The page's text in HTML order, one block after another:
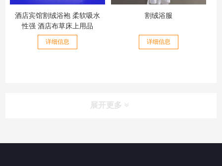
酒店宾馆割绒浴袍 柔软吸水
性强 酒店布草床上用品
详细信息
割绒浴服
详细信息
展开更多